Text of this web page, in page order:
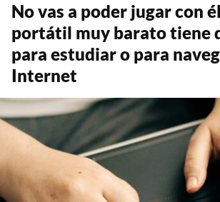
No vas a poder jugar con
portátil muy barato tiene
para estudiar o para
Internet